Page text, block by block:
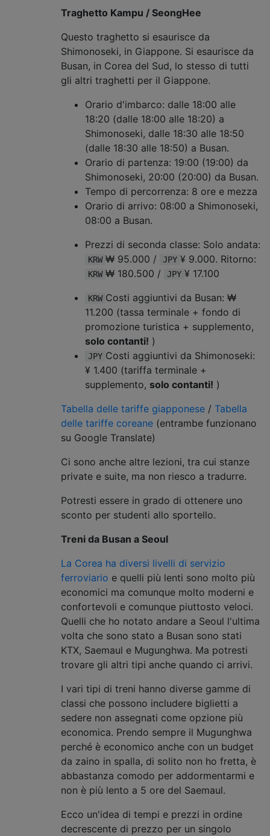
Traghetto Kampu / SeongHee
Questo traghetto si esaurisce da
Shimonoseki, in Giappone. Si esaurisce da
Busan, in Corea del Sud, lo stesso di tutti
gli altri traghetti per il Giappone.
Orario d'imbarco: dalle 18:00 alle
18:20 (dalle 18:00 alle 18:20) a
Shimonoseki, dalle 18:30 alle 18:50
(dalle 18:30 alle 18:50) a Busan.
Orario di partenza: 19:00 (19:00) da
Shimonoseki, 20:00 (20:00) da Busan.
Tempo di percorrenza: 8 ore e mezza
Orario di arrivo: 08:00 a Shimonoseki,
08:00 a Busan.
Prezzi di seconda classe: Solo andata:
KRW ₩ 95.000 / JPY ¥ 9.000. Ritorno:
KRW ₩ 180.500 / JPY ¥ 17.100
KRW Costi aggiuntivi da Busan: ₩
11.200 (tassa terminale + fondo di
promozione turistica + supplemento,
solo contanti! )
JPY Costi aggiuntivi da Shimonoseki:
¥ 1.400 (tariffa terminale +
supplemento, solo contanti! )
Tabella delle tariffe giapponese / Tabella
delle tariffe coreane (entrambe funzionano
su Google Translate)
Ci sono anche altre lezioni, tra cui stanze
private e suite, ma non riesco a tradurre.
Potresti essere in grado di ottenere uno
sconto per studenti allo sportello.
Treni da Busan a Seoul
La Corea ha diversi livelli di servizio
ferroviario e quelli più lenti sono molto più
economici ma comunque molto moderni e
confortevoli e comunque piuttosto veloci.
Quelli che ho notato andare a Seoul l'ultima
volta che sono stato a Busan sono stati
KTX, Saemaul e Mugunghwa. Ma potresti
trovare gli altri tipi anche quando ci arrivi.
I vari tipi di treni hanno diverse gamme di
classi che possono includere biglietti a
sedere non assegnati come opzione più
economica. Prendo sempre il Mugunghwa
perché è economico anche con un budget
da zaino in spalla, di solito non ho fretta, è
abbastanza comodo per addormentarmi e
non è più lento a 5 ore del Saemaul.
Ecco un'idea di tempi e prezzi in ordine
decrescente di prezzo per un singolo